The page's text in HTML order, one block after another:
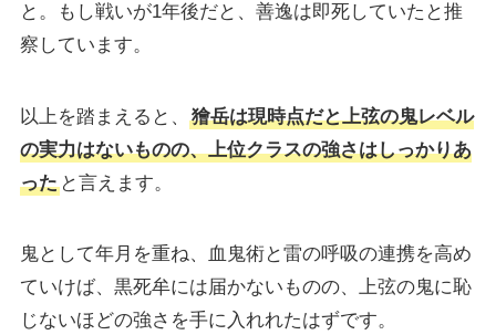
と。もし戦いが1年後だと、善逸は即死していたと推
察しています。
以上を踏まえると、
獪岳は現時点だと上弦の鬼レベル
の実力はないものの、上位クラスの強さはしっかりあ
ったと言えます。
鬼として年月を重ね、血鬼術と雷の呼吸の連携を高め
ていけば、黒死牟には届かないものの、上弦の鬼に恥
じないほどの強さを手に入れれたはずです。